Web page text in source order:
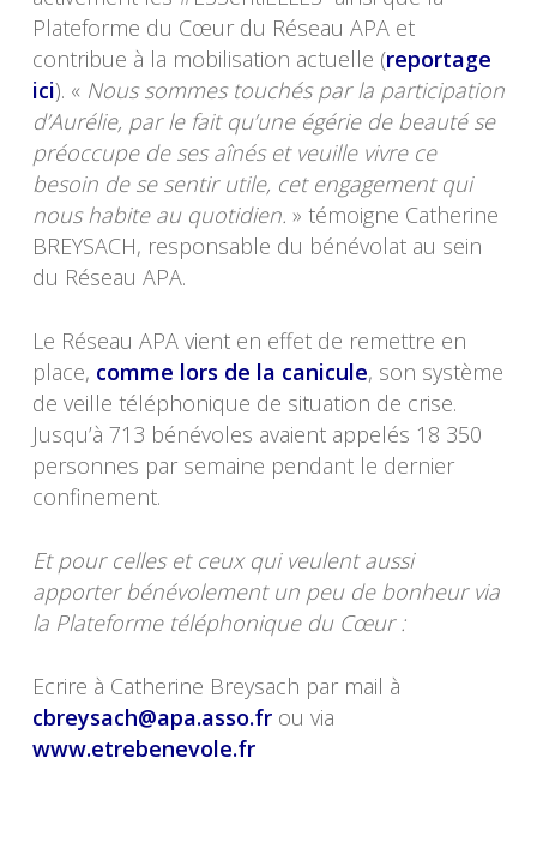
Plateforme du Cœur du Réseau APA et
contribue à la mobilisation actuelle (reportage
ici). « Nous sommes touchés par la participation
d’Aurélie, par le fait qu’une égérie de beauté se
préoccupe de ses aînés et veuille vivre ce
besoin de se sentir utile, cet engagement qui
nous habite au quotidien. » témoigne Catherine
BREYSACH, responsable du bénévolat au sein
du Réseau APA.
Le Réseau APA vient en effet de remettre en
place, comme lors de la canicule, son système
de veille téléphonique de situation de crise.
Jusqu’à 713 bénévoles avaient appelés 18 350
personnes par semaine pendant le dernier
confinement.
Et pour celles et ceux qui veulent aussi
apporter bénévolement un peu de bonheur via
la Plateforme téléphonique du Cœur :
Ecrire à Catherine Breysach par mail à
cbreysach@apa.asso.frou via
www.etrebenevole.fr